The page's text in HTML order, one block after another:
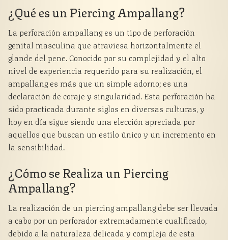
¿Qué es un Piercing Ampallang?
La perforación ampallang es un tipo de perforación
genital masculina que atraviesa horizontalmente el
glande del pene. Conocido por su complejidad y el alto
nivel de experiencia requerido para su realización, el
ampallang es más que un simple adorno; es una
declaración de coraje y singularidad. Esta perforación ha
sido practicada durante siglos en diversas culturas, y
hoy en día sigue siendo una elección apreciada por
aquellos que buscan un estilo único y un incremento en
la sensibilidad.
¿Cómo se Realiza un Piercing
Ampallang?
La realización de un piercing ampallang debe ser llevada
a cabo por un perforador extremadamente cualificado,
debido a la naturaleza delicada y compleja de esta